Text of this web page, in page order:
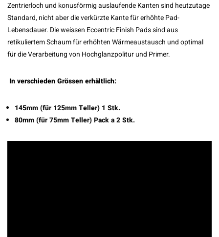
Zentrierloch und konusförmig auslaufende Kanten sind heutzutage
Standard, nicht aber die verkürzte Kante für erhöhte Pad-
Lebensdauer. Die weissen Eccentric Finish Pads sind aus
retikuliertem Schaum für erhöhten Wärmeaustausch und optimal
für die Verarbeitung von Hochglanzpolitur und Primer.
In verschieden Grössen erhältlich:
145mm (für 125mm Teller) 1 Stk.
80mm (für 75mm Teller) Pack a 2 Stk.